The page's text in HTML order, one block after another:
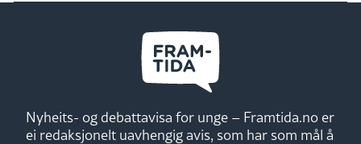
Nyheits- og debattavisa for unge – Framtida.no er
ei redaksjonelt uavhengig avis, som har som mål å